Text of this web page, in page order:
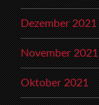
Dezember 2021
November 2021
Oktober 2021